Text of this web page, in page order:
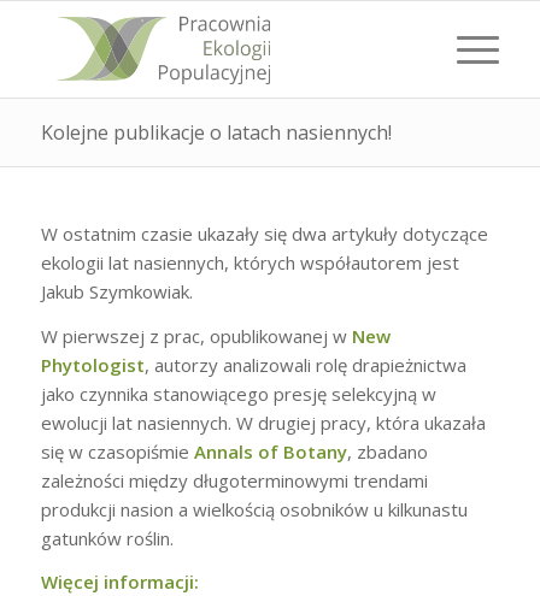
Kolejne publikacje o latach nasiennych!
W ostatnim czasie ukazały się dwa artykuły dotyczące
ekologii lat nasiennych, których współautorem jest
Jakub Szymkowiak.
W pierwszej z prac, opublikowanej w New
Phytologist, autorzy analizowali rolę drapieżnictwa
jako czynnika stanowiącego presję selekcyjną w
ewolucji lat nasiennych. W drugiej pracy, która ukazała
się w czasopiśmie Annals of Botany, zbadano
zależności między długoterminowymi trendami
produkcji nasion a wielkością osobników u kilkunastu
gatunków roślin.
Więcej informacji: